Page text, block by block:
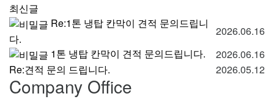
최신글
Re:1톤 냉탑 칸막이 견적 문의드립니
다.
2026.06.16
1톤 냉탑 칸막이 견적 문의드립니다.
2026.06.16
Re:견적 문의 드립니다.
2026.05.12
Company Office